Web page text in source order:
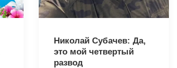
Николай Субачев: Да,
это мой четвертый
развод